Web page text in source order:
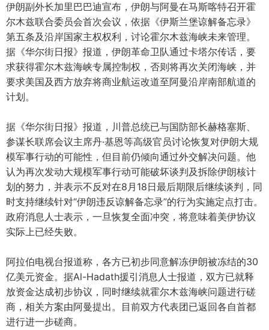
伊朗副外长加里巴巴迪宣布，伊朗与阿曼在马斯喀特召开霍
尔木兹联合委员会首次会议，依据《伊斯兰堡谅解备忘录》
第五条及沿岸国家主权权利，讨论霍尔木兹海峡未来管理。
据《华尔街日报》报道，伊朗革命卫队通过卡塔尔传话，要
求获得霍尔木兹海峡专属控制权，否则将再次关闭海峡，并
要求美国及西方放弃将商业航运改道至阿曼沿岸南部航道的
计划。
据《华尔街日报》报道，川普总统已与国防部长赫格塞斯、
参谋长联席会议主席丹·基恩等高级官员讨论恢复对伊朗大规
模军事行动的可能性，但目前仍倾向通过外交解决问题。他
认为再次发动大规模军事行动可能破坏谈判及拆除伊朗核计
划的努力，并表示不反对在8月18日最后期限后继续谈判，同
时支持继续针对“伊朗违反谅解备忘录”的行为实施定点打击。
政府消息人士表示，一旦恢复全面冲突，将意味着美伊协议
实际上已经失败。
阿拉伯电视台报道称，各方已初步同意解冻伊朗被冻结的30
亿美元资金。据Al-Hadath援引消息人士报道，双方已就释
放资金达成初步协议，同时继续就霍尔木兹海峡问题进行磋
商，相关方案由阿曼提出。目前双方代表团已返回各自首都
进行进一步磋商。